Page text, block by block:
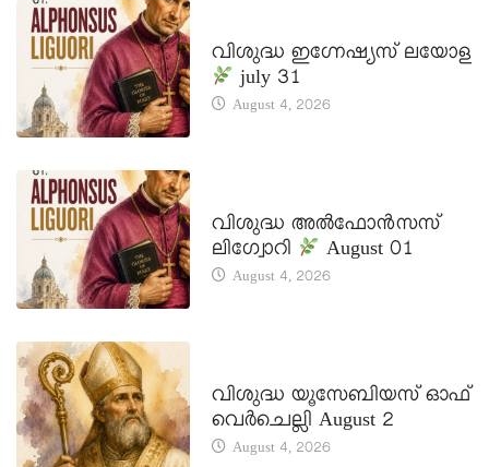
വിശുദ്ധ ഇഗ്നേഷ്യസ് ലയോള
july 31
August 4, 2026
വിശുദ്ധ അൽഫോൻസസ്
ലിഗ്വോറി
August 01
August 4, 2026
വിശുദ്ധ യൂസേബിയസ് ഓഫ്
വെർചെല്ലി August 2
August 4, 2026